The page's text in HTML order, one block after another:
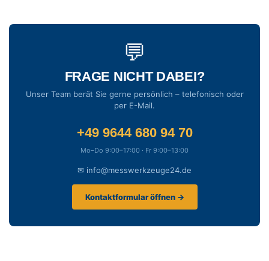
💬
FRAGE NICHT DABEI?
Unser Team berät Sie gerne persönlich – telefonisch oder
per E-Mail.
+49 9644 680 94 70
Mo–Do 9:00–17:00 · Fr 9:00–13:00
✉ info@messwerkzeuge24.de
Kontaktformular öffnen →